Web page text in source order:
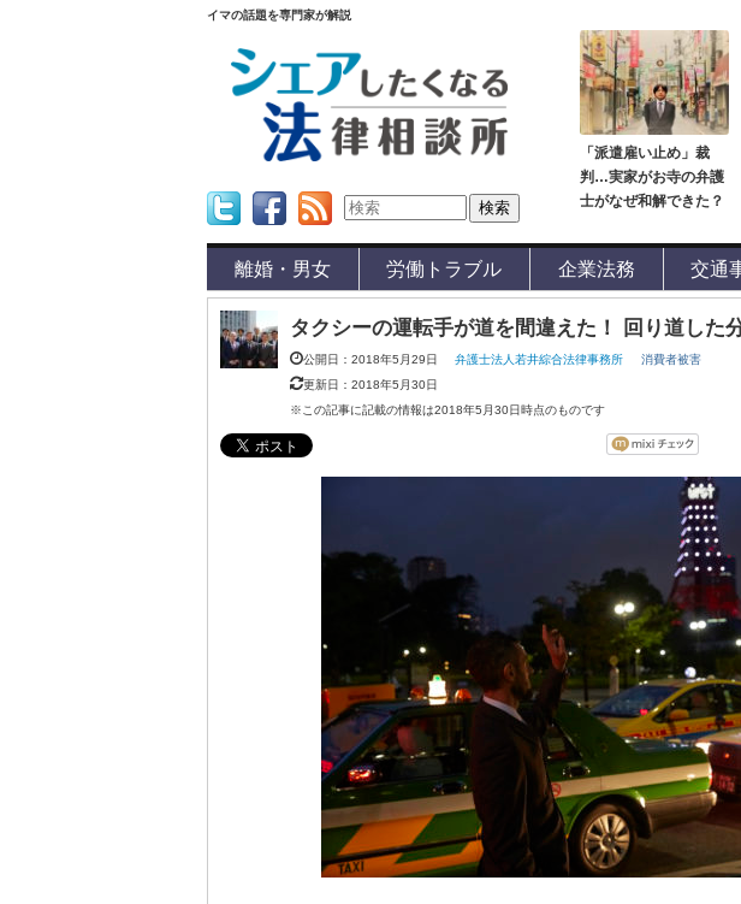
イマの話題を専門家が解説
「派遣雇い止め」裁
判…実家がお寺の弁護
士がなぜ和解できた？
離婚・男女 労働トラブル 企業法務 交通
タクシーの運転手が道を間違えた！ 回り道した
公開日：2018年5月29日 弁護士法人若井綜合法律事務所
消費者被害
更新日：2018年5月30日
※この記事に記載の情報は2018年5月30日時点のものです